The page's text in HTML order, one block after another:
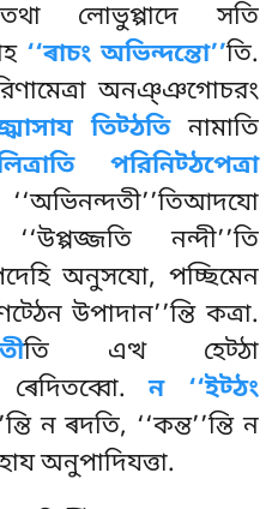
লোভুপ্পাদে সতি
‘‘ৰাচং অভিন্দন্তো’’তি.
অনঞ্ঞগোচরং
তিট্ঠতিনামাতি
পরিনিট্ঠপেত্ৰা
নন্দী’’তি
অনুসযো, পচ্ছিমেন
উপাদান’’ন্তি কত্ৰা.
তি এত্থ হেট্ঠা
ৰেদিতব্বো.ন ‘‘ইট্ঠং
ন ৰদতি, ‘‘কন্ত’’ন্তি ন
অনুপাদিযত্তা.